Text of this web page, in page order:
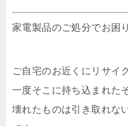
家電製品のご処分でお困
ご自宅のお近くにリサイ
一度そこに持ち込まれた
壊れたものは引き取れな